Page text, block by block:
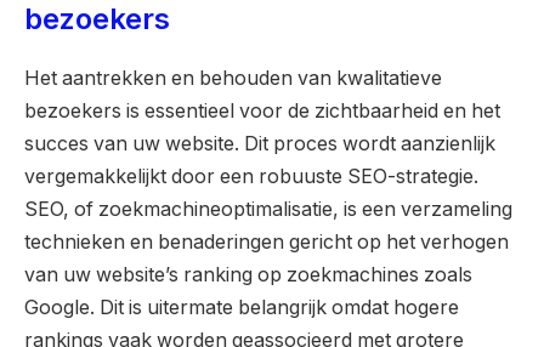
bezoekers
Het aantrekken en behouden van kwalitatieve
bezoekers is essentieel voor de zichtbaarheid en het
succes van uw website. Dit proces wordt aanzienlijk
vergemakkelijkt door een robuuste SEO-strategie.
SEO, of zoekmachineoptimalisatie, is een verzameling
technieken en benaderingen gericht op het verhogen
van uw website’s ranking op zoekmachines zoals
Google. Dit is uitermate belangrijk omdat hogere
rankings vaak worden geassocieerd met grotere